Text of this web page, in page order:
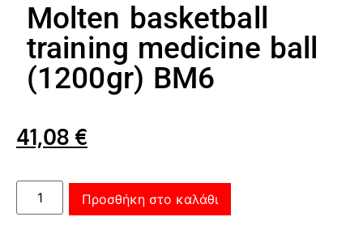
Molten basketball
training medicine ball
(1200gr) BM6
41,08 €
Προσθήκη στο καλάθι